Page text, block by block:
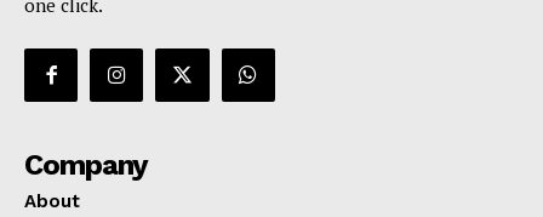
Company
About